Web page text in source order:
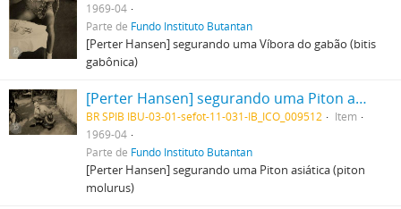
1969-04
Parte de Fundo Instituto Butantan
[Perter Hansen] segurando uma Víbora do gabão (bitis
gabônica)
[Perter Hansen] segurando uma Piton asiática (piton molurus)
BR SPIB IBU-03-01-sefot-11-031-IB_ICO_009512
Item
1969-04
Parte de Fundo Instituto Butantan
[Perter Hansen] segurando uma Piton asiática (piton
molurus)